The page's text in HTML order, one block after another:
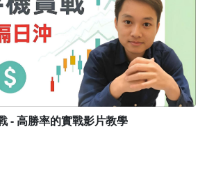
- 高勝率的實戰影片教學